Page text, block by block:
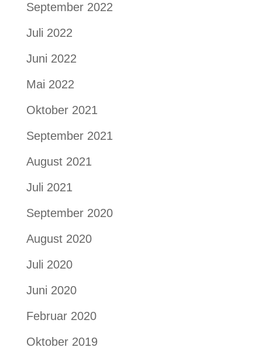
September 2022
Juli 2022
Juni 2022
Mai 2022
Oktober 2021
September 2021
August 2021
Juli 2021
September 2020
August 2020
Juli 2020
Juni 2020
Februar 2020
Oktober 2019